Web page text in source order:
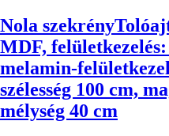
Nola szekrény
MDF,
melamin-
szélesség 100 cm,
mélység 40 cm